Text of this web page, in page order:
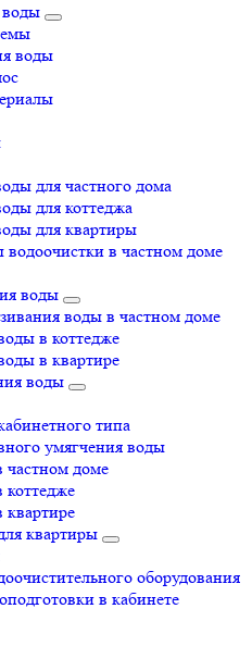
воды
воды
для частного дома
для коттеджа
для квартиры
водоочистки в частном доме
воды
воды в частном доме
в коттедже
в квартире
воды
типа
умягчения воды
частном доме
коттедже
квартире
квартиры
оборудования
в кабинете